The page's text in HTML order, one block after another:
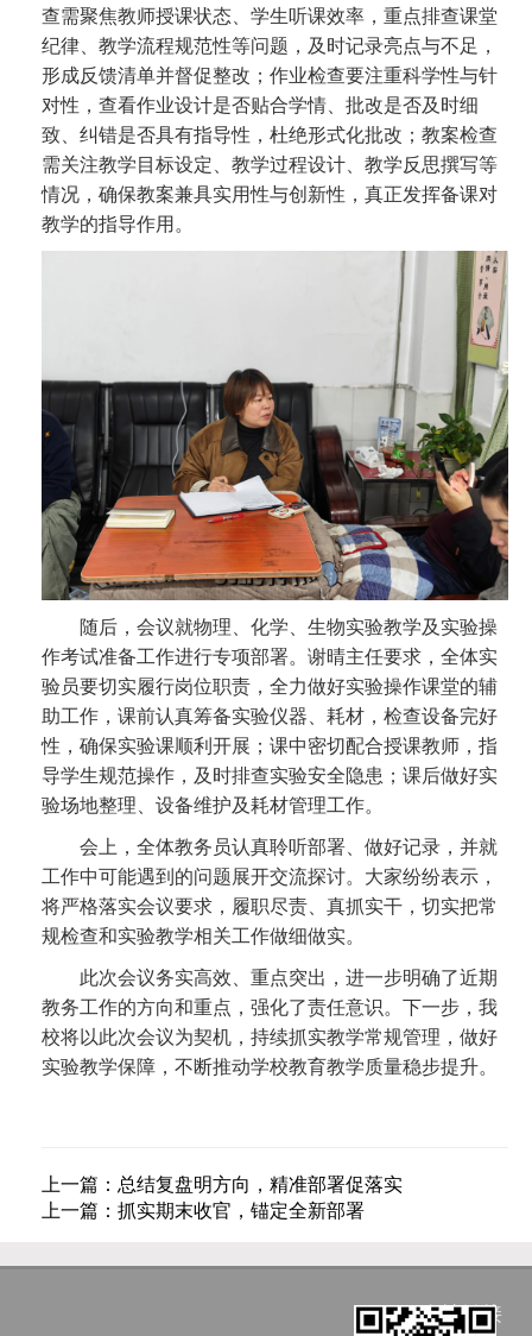
查需聚焦教师授课状态、学生听课效率，重点排查课堂
纪律、教学流程规范性等问题，及时记录亮点与不足，
形成反馈清单并督促整改；作业检查要注重科学性与针
对性，查看作业设计是否贴合学情、批改是否及时细
致、纠错是否具有指导性，杜绝形式化批改；教案检查
需关注教学目标设定、教学过程设计、教学反思撰写等
情况，确保教案兼具实用性与创新性，真正发挥备课对
教学的指导作用。
随后，会议就物理、化学、生物实验教学及实验操
作考试准备工作进行专项部署。谢晴主任要求，全体实
验员要切实履行岗位职责，全力做好实验操作课堂的辅
助工作，课前认真筹备实验仪器、耗材，检查设备完好
性，确保实验课顺利开展；课中密切配合授课教师，指
导学生规范操作，及时排查实验安全隐患；课后做好实
验场地整理、设备维护及耗材管理工作。
会上，全体教务员认真聆听部署、做好记录，并就
工作中可能遇到的问题展开交流探讨。大家纷纷表示，
将严格落实会议要求，履职尽责、真抓实干，切实把常
规检查和实验教学相关工作做细做实。
此次会议务实高效、重点突出，进一步明确了近期
教务工作的方向和重点，强化了责任意识。下一步，我
校将以此次会议为契机，持续抓实教学常规管理，做好
实验教学保障，不断推动学校教育教学质量稳步提升。
上一篇：总结复盘明方向，精准部署促落实
上一篇：抓实期末收官，锚定全新部署
友情链接